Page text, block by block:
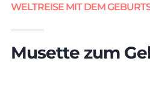
WELTREISE MIT DEM
Musette zum